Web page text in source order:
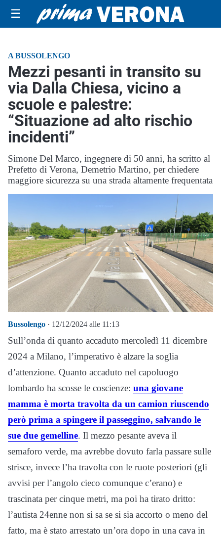
☰
A BUSSOLENGO
Mezzi pesanti in transito su
via Dalla Chiesa, vicino a
scuole e palestre:
“Situazione ad alto rischio
incidenti”
Simone Del Marco, ingegnere di 50 anni, ha scritto al
Prefetto di Verona, Demetrio Martino, per chiedere
maggiore sicurezza su una strada altamente frequentata
Bussolengo · 12/12/2024 alle 11:13
Sull’onda di quanto accaduto mercoledì 11 dicembre
2024 a Milano, l’imperativo è alzare la soglia
d’attenzione. Quanto accaduto nel capoluogo
lombardo ha scosse le coscienze: una giovane
mamma è morta travolta da un camion riuscendo
però prima a spingere il passeggino, salvando le
sue due gemelline. Il mezzo pesante aveva il
semaforo verde, ma avrebbe dovuto farla passare sulle
strisce, invece l’ha travolta con le ruote posteriori (gli
avvisi per l’angolo cieco comunque c’erano) e
trascinata per cinque metri, ma poi ha tirato dritto:
l’autista 24enne non si sa se si sia accorto o meno del
fatto, ma è stato arrestato un’ora dopo in una cava in